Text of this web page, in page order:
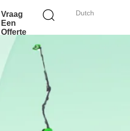
Dutch
Vraag
Een
Offerte